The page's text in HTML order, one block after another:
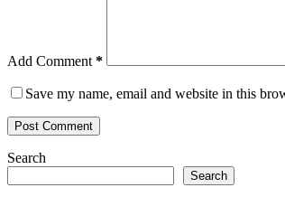
Add Comment *
Save my name, email and website in this
Post Comment
Search
Search